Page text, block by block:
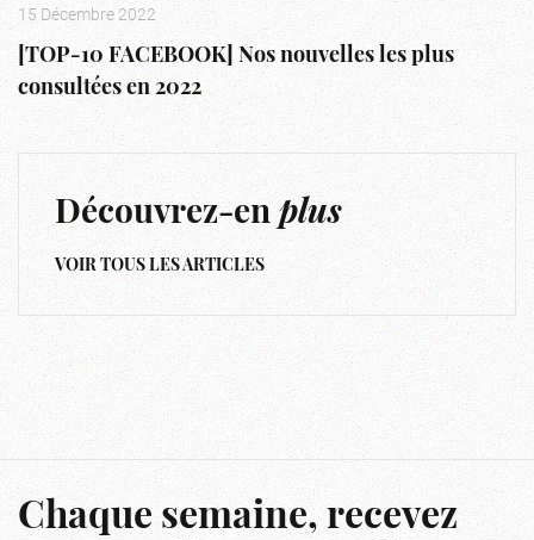
15 Décembre 2022
[TOP-10 FACEBOOK] Nos nouvelles les plus
consultées en 2022
Découvrez-enplus
VOIR TOUS LES ARTICLES
Chaque semaine, recevez